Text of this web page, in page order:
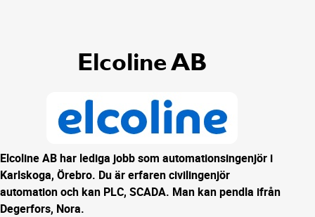
Elcoline AB
Elcoline AB har lediga jobb som automationsingenjör i
Karlskoga, Örebro. Du är erfaren civilingenjör
automation och kan PLC, SCADA. Man kan pendla ifrån
Degerfors, Nora.